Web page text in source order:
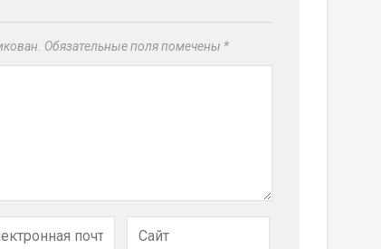
Обязательные поля помечены *